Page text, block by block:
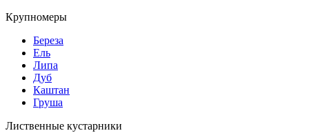
Крупномеры
Береза
Ель
Липа
Дуб
Каштан
Груша
Лиственные кустарники